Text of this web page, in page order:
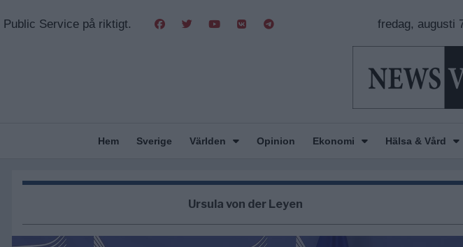
Public Service på riktigt. fredag, augusti
Hem Sverige Världen Opinion Ekonomi Hälsa & Vård
Ursula von der Leyen